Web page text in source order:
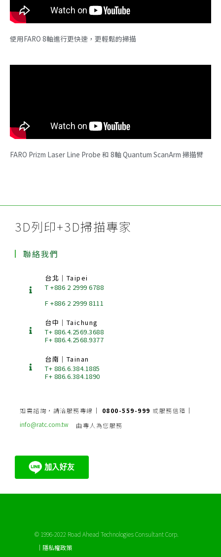
使用FARO 8軸進行更快速，更輕鬆的掃描
FARO Prizm Laser Line Probe 和 8軸 Quantum ScanArm 掃描臂
3D列印+3D掃描專家
聯絡我們
台北｜Taipei
T +886 2 2999 6788
F +886 2 2999 8111
台中｜Taichung
T+ 886.4.2569.3688
F+ 886.4.2568.9377
台南｜Tainan
T+ 886.6.384.1885
F+ 886.6.384.1890
如需諮詢，請洽服務專線｜ 0800-559-999 或服務信箱｜
info@ratc.com.tw
由專人為您服務
© 1996-2022 Road Ahead Technologies Consultant Corp.
｜隱私權政策